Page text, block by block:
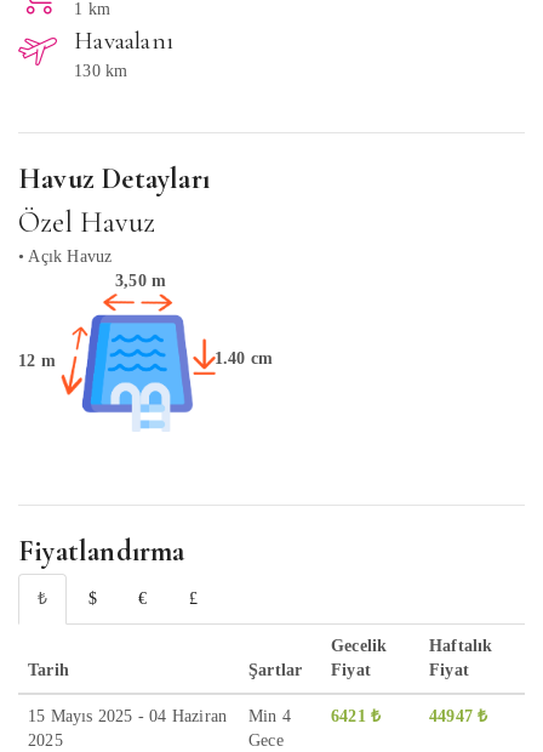
1 km
Havaalanı
130 km
Havuz Detayları
Özel Havuz
• Açık Havuz
1.40 cm
3,50 m
12 m
Fiyatlandırma
₺ $ € £
Tarih Şartlar
Gecelik
Fiyat
Haftalık
Fiyat
15 Mayıs 2025 - 04 Haziran
2025
Min 4
Gece
6421 ₺ 44947 ₺